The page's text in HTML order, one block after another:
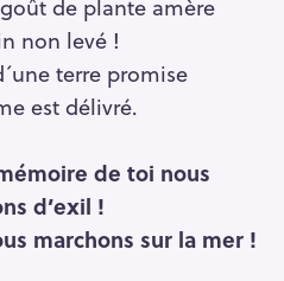
de plante amère
non levé !
terre promise
est délivré.
de toi nous
d’exil !
marchons sur la mer !